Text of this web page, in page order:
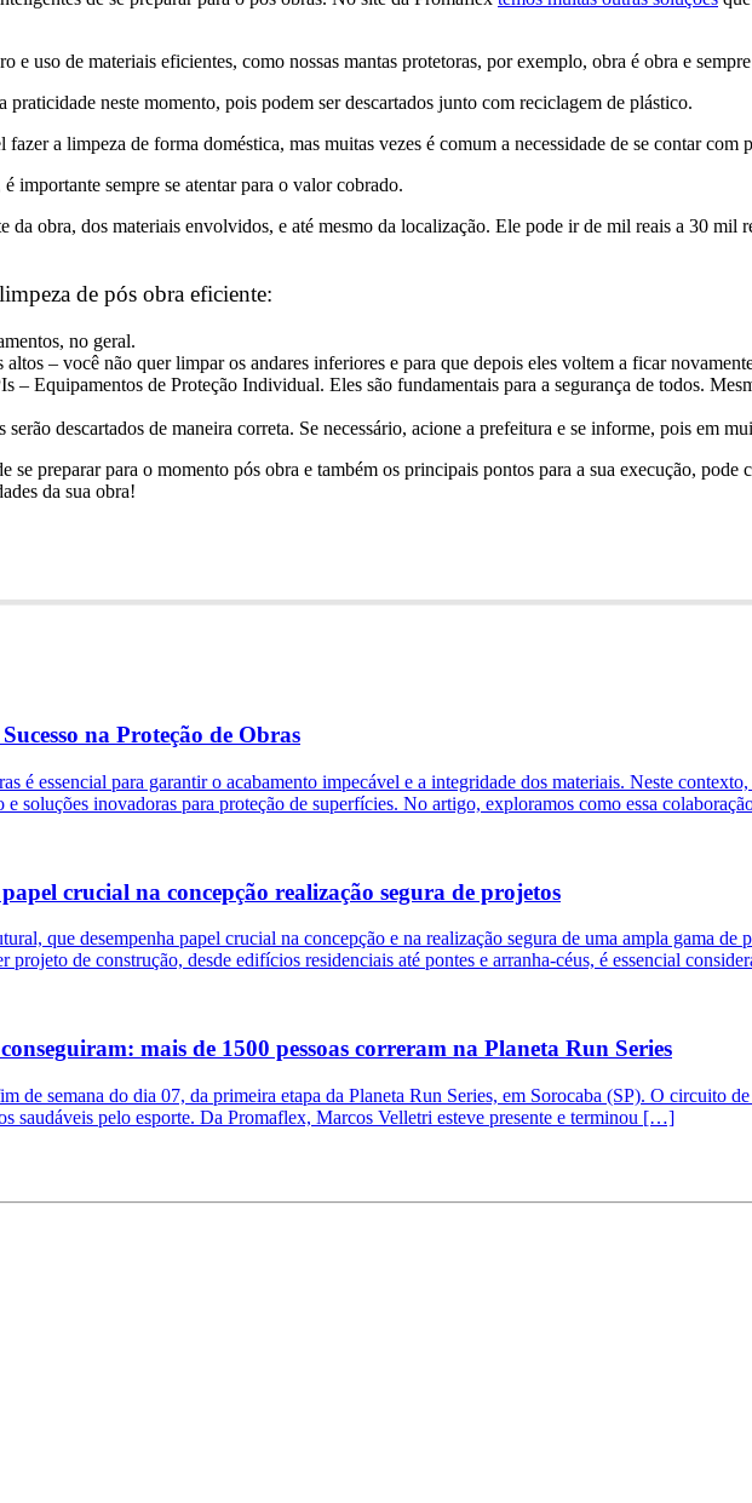
e uso de materiais eficientes, como nossas mantas protetoras, por exemplo, obra é obra e
neste momento, pois podem ser descartados junto com reciclagem de plástico.
a limpeza de forma doméstica, mas muitas vezes é comum a necessidade de se contar com
importante sempre se atentar para o valor cobrado.
obra, dos materiais envolvidos, e até mesmo da localização. Ele pode ir de mil reais a 30 mil
de pós obra eficiente:
no geral.
altos – você não quer limpar os andares inferiores e para que depois eles voltem a ficar
– Equipamentos de Proteção Individual. Eles são fundamentais para a segurança de todos.
descartados de maneira correta. Se necessário, acione a prefeitura e se informe, pois em
se preparar para o momento pós obra e também os principais pontos para a sua execução,
da sua obra!
na Proteção de Obras
é essencial para garantir o acabamento impecável e a integridade dos materiais. Neste
e soluções inovadoras para proteção de superfícies. No artigo, exploramos como essa
crucial na concepção realização segura de projetos
que desempenha papel crucial na concepção e na realização segura de uma ampla gama
de construção, desde edifícios residenciais até pontes e arranha-céus, é essencial
mais de 1500 pessoas correram na Planeta Run Series
de semana do dia 07, da primeira etapa da Planeta Run Series, em Sorocaba (SP). O circuito
saudáveis pelo esporte. Da Promaflex, Marcos Velletri esteve presente e terminou […]